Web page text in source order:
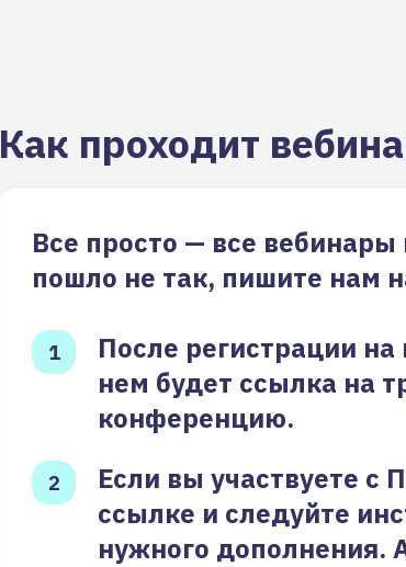
Как проходит
Все просто — все
пошло не так, пишите нам
После регистрации
нем будет ссылка на
конференцию.
Если вы участвуете с
ссылке и следуйте
нужного дополнения.